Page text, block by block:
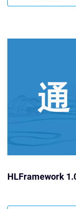
HLFramework